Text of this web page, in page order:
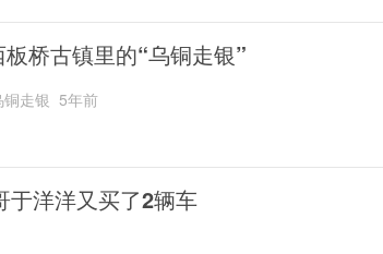
桥古镇里的“乌铜走银”
走银 5年前
于洋洋又买了2辆车